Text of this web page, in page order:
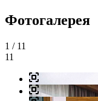
Фотогалерея
1 / 11
11